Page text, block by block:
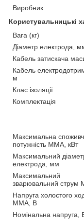
Виробник
Користувальницькі
Вага (кг)
Діаметр електрода,
Кабель затискача
Кабель
м
Клас ізоляції
Комплектація
Максимальна
потужність MMA, кВт
Максимальний
електрода, мм
Максимальний
зварювальний струм
Напруга холостого
MMA, В
Номінальна напруга,